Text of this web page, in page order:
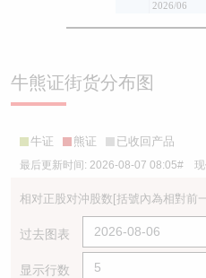
2026/06
牛熊证街货分布图
牛证 熊证 已收回产品
最后更新时间: 2026-08-07 08:05# 现
相对正股对沖股数[括號內為相對前
过去图表
显示行数